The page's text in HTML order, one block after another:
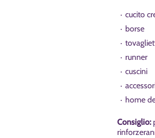
cucito
borse
runner
cuscini
home
Consiglio: